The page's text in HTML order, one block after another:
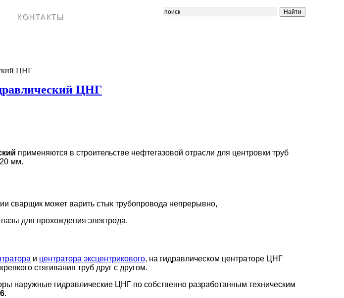
КОНТАКТЫ
ЦНГ
ЦНГ
применяются в строительстве нефтегазовой отрасли для центровки труб
мм.
сварщик может варить стык трубопровода непрерывно,
для прохождения электрода.
и центратора эксцентрикового, на гидравлическом центраторе ЦНГ
стягивания труб друг с другом.
наружные гидравлические ЦНГ по собственно разработанным техническим
.